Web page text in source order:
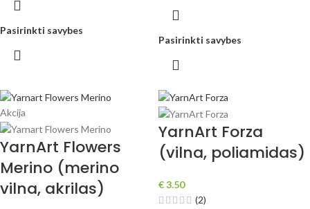
Pasirinkti savybes
Pasirinkti savybes
Akcija
YarnArt Flowers
Merino (merino
vilna, akrilas)
YarnArt Forza
(vilna, poliamidas)
€3.50
(2)